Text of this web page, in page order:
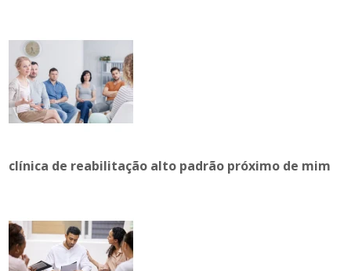
clínica de reabilitação alto padrão próximo de mim